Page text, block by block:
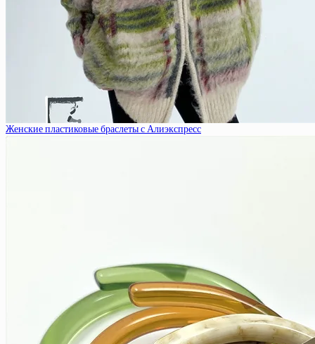
Женские пластиковые браслеты с Алиэкспресс